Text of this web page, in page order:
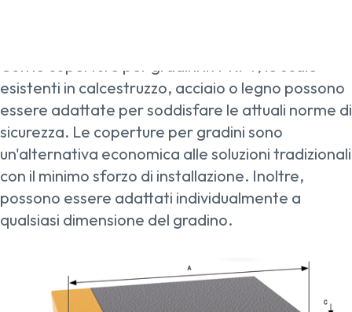
esistenti in calcestruzzo, acciaio o legno possono
essere adattate per soddisfare le attuali norme di
sicurezza. Le coperture per gradini sono
un'alternativa economica alle soluzioni tradizionali
con il minimo sforzo di installazione. Inoltre,
possono essere adattati individualmente a
qualsiasi dimensione del gradino.